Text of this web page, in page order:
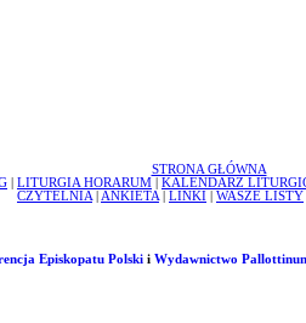
STRONA GŁÓWNA
LITURGIA HORARUM KALENDARZ
CZYTELNIA
ANKIETA LINKI WASZE LISTY
Episkopatu Polskii Wydawnictwo